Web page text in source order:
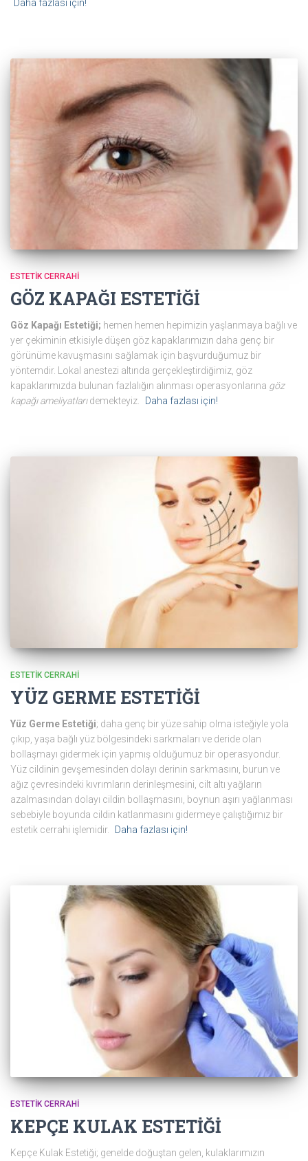
Daha fazlası için!
ESTETIK CERRAHI
GÖZ KAPAĞI ESTETİĞİ
Göz Kapağı Estetiği; hemen hemen hepimizin yaşlanmaya bağlı ve
yer çekiminin etkisiyle düşen göz kapaklarımızın daha genç bir
görünüme kavuşmasını sağlamak için başvurduğumuz bir
yöntemdir. Lokal anestezi altında gerçekleştirdiğimiz, göz
kapaklarımızda bulunan fazlalığın alınması operasyonlarına göz
kapağı ameliyatlarıdemekteyiz. Daha fazlası için!
ESTETIK CERRAHI
YÜZ GERME ESTETİĞİ
Yüz Germe Estetiği; daha genç bir yüze sahip olma isteğiyle yola
çıkıp, yaşa bağlı yüz bölgesindeki sarkmaları ve deride olan
bollaşmayı gidermek için yapmış olduğumuz bir operasyondur.
Yüz cildinin gevşemesinden dolayı derinin sarkmasını, burun ve
ağız çevresindeki kıvrımların derinleşmesini, cilt altı yağların
azalmasından dolayı cildin bollaşmasını, boynun aşırı yağlanması
sebebiyle boyunda cildin katlanmasını gidermeye çalıştığımız bir
estetik cerrahi işlemidir.
Daha fazlası için!
ESTETIK CERRAHI
KEPÇE KULAK ESTETİĞİ
Kepçe Kulak Estetiği; genelde doğuştan gelen, kulaklarımızın